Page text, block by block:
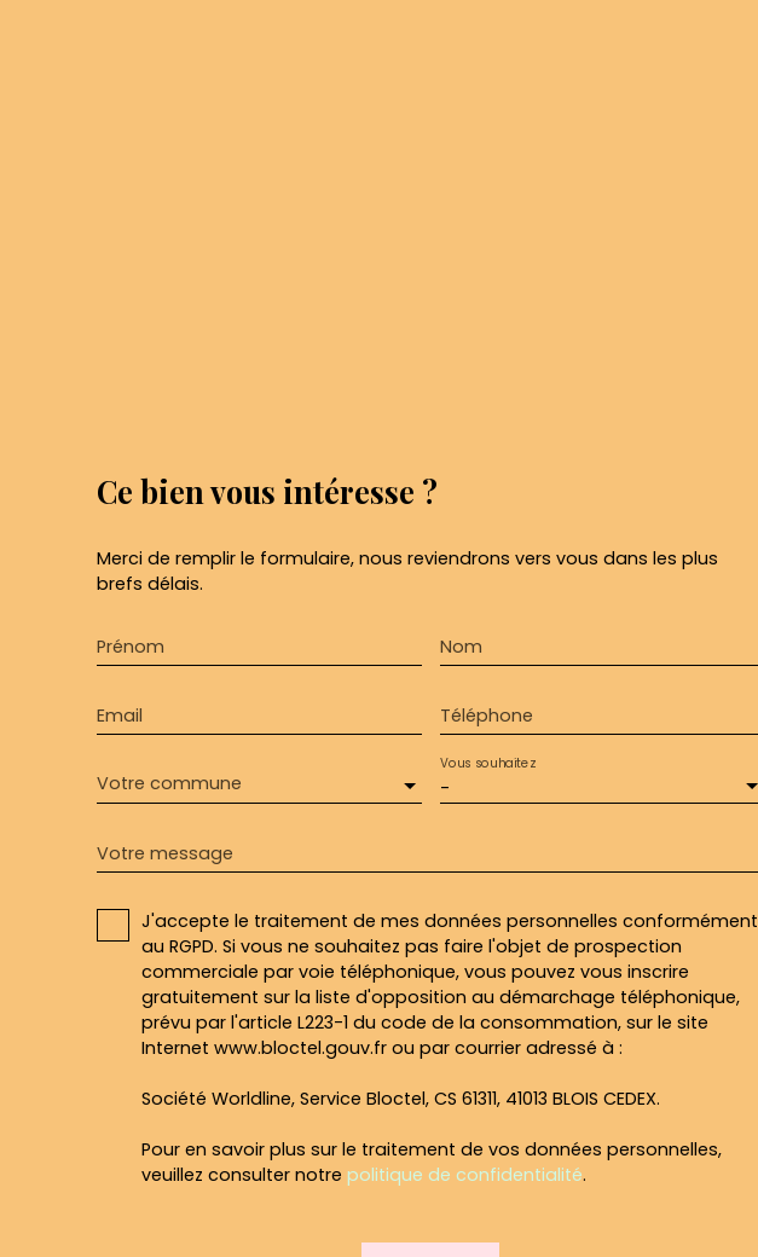
Ce bien vous intéresse ?
Merci de remplir le formulaire, nous reviendrons vers vous dans les plus
brefs délais.
Prénom Nom
Email Téléphone
Votre commune -
Vous souhaitez
Votre message
J'accepte le traitement de mes données personnelles conformément
au RGPD. Si vous ne souhaitez pas faire l'objet de prospection
commerciale par voie téléphonique, vous pouvez vous inscrire
gratuitement sur la liste d'opposition au démarchage téléphonique,
prévu par l'article L223-1 du code de la consommation, sur le site
Internet www.bloctel.gouv.fr ou par courrier adressé à :
Société Worldline, Service Bloctel, CS 61311, 41013 BLOIS CEDEX.
Pour en savoir plus sur le traitement de vos données personnelles,
veuillez consulter notre politique de confidentialité.